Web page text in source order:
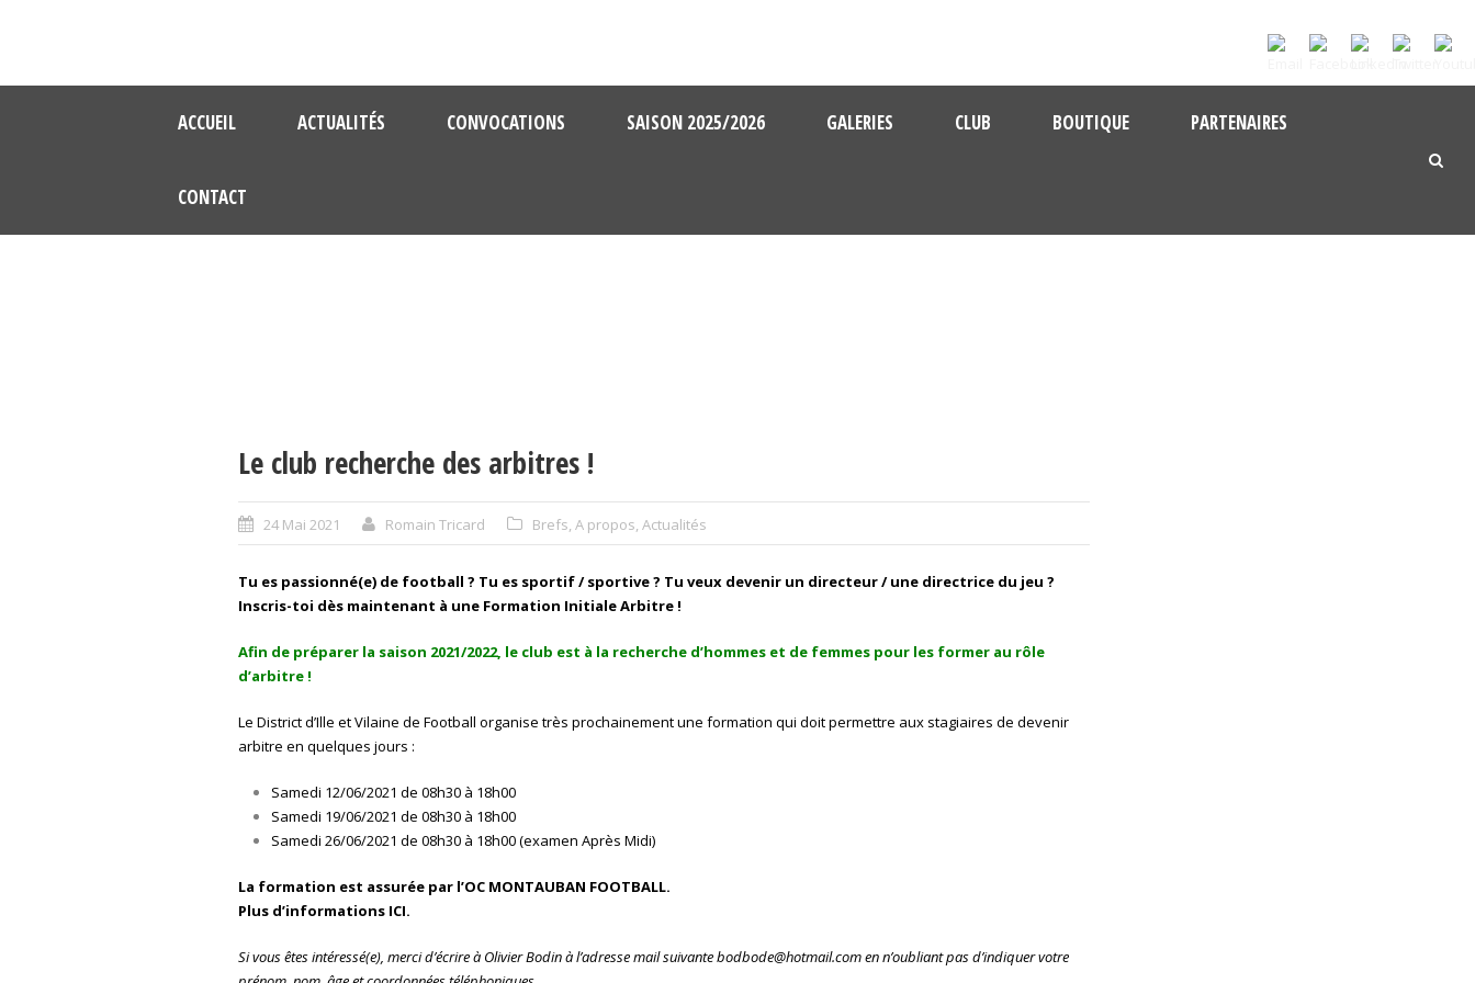
ACCUEIL ACTUALITÉS CONVOCATIONS SAISON 2025/2026 GALERIES CLUB BOUTIQUE PARTENAIRES
CONTACT
Le club recherche des arbitres !
24 Mai 2021 Romain Tricard Brefs, A propos, Actualités
Tu es passionné(e) de football ? Tu es sportif / sportive ? Tu veux devenir un directeur / une directrice du jeu ?
Inscris-toi dès maintenant à une Formation Initiale Arbitre !
Afin de préparer la saison 2021/2022, le club est à la recherche d’hommes et de femmes pour les former au rôle
d’arbitre !
Le District d’Ille et Vilaine de Football organise très prochainement une formation qui doit permettre aux stagiaires de devenir
arbitre en quelques jours :
Samedi 12/06/2021 de 08h30 à 18h00
Samedi 19/06/2021 de 08h30 à 18h00
Samedi 26/06/2021 de 08h30 à 18h00 (examen Après Midi)
La formation est assurée par l’OC MONTAUBAN FOOTBALL.
Plus d’informations ICI.
Si vous êtes intéressé(e), merci d’écrire à Olivier Bodin à l’adresse mail suivantebodbode@hotmail.comen n’oubliant pas d’indiquer votre